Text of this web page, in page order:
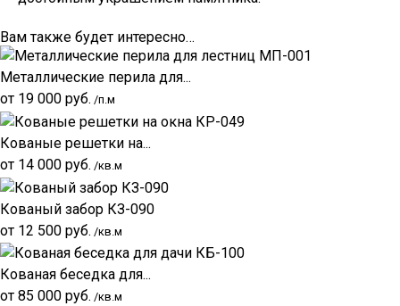
Вам также будет интересно…
Металлические перила для...
от 19 000 руб. /п.м
Кованые решетки на...
от 14 000 руб. /кв.м
Кованый забор КЗ-090
от 12 500 руб. /кв.м
Кованая беседка для...
от 85 000 руб. /кв.м